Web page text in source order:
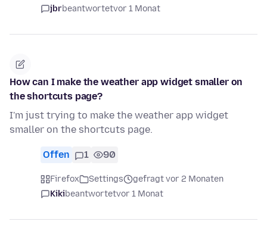
jbrbeantwortetvor 1 Monat
How can I make the weather app widget smaller on
the shortcuts page?
I'm just trying to make the weather app widget
smaller on the shortcuts page.
Offen 1 90
Firefox Settings
gefragt vor 2 Monaten
Kikibeantwortetvor 1 Monat